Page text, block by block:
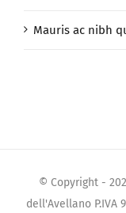
Mauris ac nibh
© Copyright -
dell'Avellano P.IVA